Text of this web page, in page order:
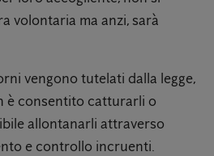
volontaria ma anzi, sarà
vengono tutelati dalla legge,
è consentito catturarli o
allontanarli attraverso
e controllo incruenti.